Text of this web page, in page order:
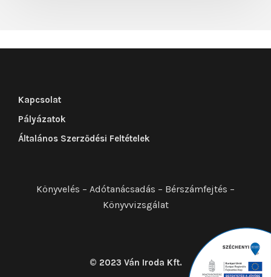
Kapcsolat
Pályázatok
Általános Szerződési Feltételek
Könyvelés – Adótanácsadás – Bérszámfejtés –
Könyvvizsgálat
© 2023 Ván Iroda Kft.